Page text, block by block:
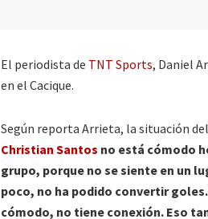
El periodista de TNT Sports, Daniel
en el Cacique.
Según reporta Arrieta, la situación
Christian Santos no está cómodo
grupo, porque no se siente en un
poco, no ha podido convertir
cómodo, no tiene conexión. Eso